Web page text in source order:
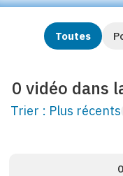
Toutes
0 vidéo dans
Trier : Plus récents